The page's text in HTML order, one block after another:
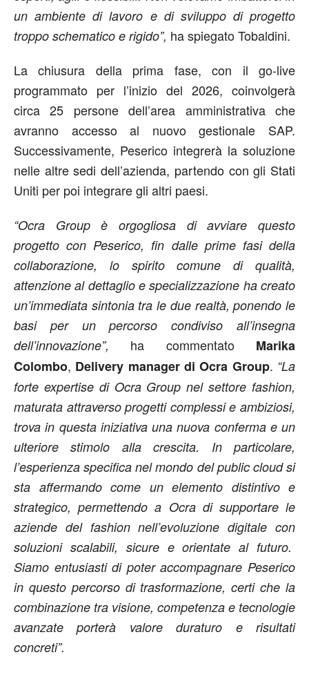
un ambiente di lavoro e di sviluppo di progetto
troppo schematico e rigido”, ha spiegato Tobaldini.
La chiusura della prima fase, con il go-live
programmato per l’inizio del 2026, coinvolgerà
circa 25 persone dell’area amministrativa che
avranno accesso al nuovo gestionale SAP.
Successivamente, Peserico integrerà la soluzione
nelle altre sedi dell’azienda, partendo con gli Stati
Uniti per poi integrare gli altri paesi.
“Ocra Group è orgogliosa di avviare questo
progetto con Peserico, fin dalle prime fasi della
collaborazione, lo spirito comune di qualità,
attenzione al dettaglio e specializzazione ha creato
un’immediata sintonia tra le due realtà, ponendo le
basi per un percorso condiviso all’insegna
dell’innovazione”, ha commentato Marika
Colombo, Delivery manager di Ocra Group. “La
forte expertise di Ocra Group nel settore fashion,
maturata attraverso progetti complessi e ambiziosi,
trova in questa iniziativa una nuova conferma e un
ulteriore stimolo alla crescita. In particolare,
l’esperienza specifica nel mondo del public cloud si
sta affermando come un elemento distintivo e
strategico, permettendo a Ocra di supportare le
aziende del fashion nell’evoluzione digitale con
soluzioni scalabili, sicure e orientate al futuro.
Siamo entusiasti di poter accompagnare Peserico
in questo percorso di trasformazione, certi che la
combinazione tra visione, competenza e tecnologie
avanzate porterà valore duraturo e risultati
concreti”.